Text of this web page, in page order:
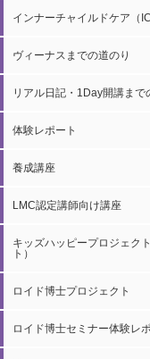
インナーチャイルドケア（
ヴィーナスまでの道のり
リアル日記・1Day開講まで
体験レポート
養成講座
LMC認定講師向け講座
キッズハッピープロジェク
ト）
ロイド博士プロジェクト
ロイド博士セミナー体験レ